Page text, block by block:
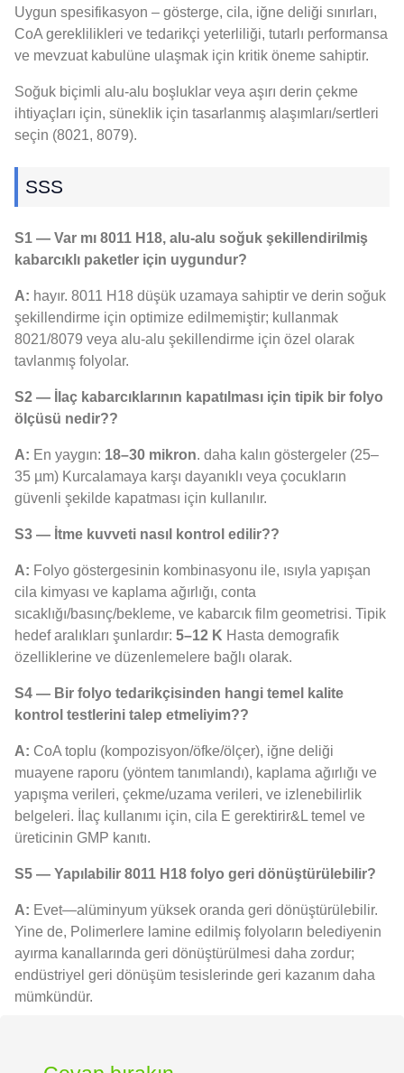
Uygun spesifikasyon – gösterge, cila, iğne deliği sınırları,
CoA gereklilikleri ve tedarikçi yeterliliği, tutarlı performansa
ve mevzuat kabulüne ulaşmak için kritik öneme sahiptir.
Soğuk biçimli alu-alu boşluklar veya aşırı derin çekme
ihtiyaçları için, süneklik için tasarlanmış alaşımları/sertleri
seçin (8021, 8079).
SSS
S1 — Var mı 8011 H18, alu-alu soğuk şekillendirilmiş
kabarcıklı paketler için uygundur?
A: hayır. 8011 H18 düşük uzamaya sahiptir ve derin soğuk
şekillendirme için optimize edilmemiştir; kullanmak
8021/8079 veya alu-alu şekillendirme için özel olarak
tavlanmış folyolar.
S2 — İlaç kabarcıklarının kapatılması için tipik bir folyo
ölçüsü nedir??
A: En yaygın: 18–30 mikron. daha kalın göstergeler (25–
35 µm) Kurcalamaya karşı dayanıklı veya çocukların
güvenli şekilde kapatması için kullanılır.
S3 — İtme kuvveti nasıl kontrol edilir??
A: Folyo göstergesinin kombinasyonu ile, ısıyla yapışan
cila kimyası ve kaplama ağırlığı, conta
sıcaklığı/basınç/bekleme, ve kabarcık film geometrisi. Tipik
hedef aralıkları şunlardır: 5–12 K Hasta demografik
özelliklerine ve düzenlemelere bağlı olarak.
S4 — Bir folyo tedarikçisinden hangi temel kalite
kontrol testlerini talep etmeliyim??
A: CoA toplu (kompozisyon/öfke/ölçer), iğne deliği
muayene raporu (yöntem tanımlandı), kaplama ağırlığı ve
yapışma verileri, çekme/uzama verileri, ve izlenebilirlik
belgeleri. İlaç kullanımı için, cila E gerektirir&L temel ve
üreticinin GMP kanıtı.
S5 — Yapılabilir 8011 H18 folyo geri dönüştürülebilir?
A: Evet—alüminyum yüksek oranda geri dönüştürülebilir.
Yine de, Polimerlere lamine edilmiş folyoların belediyenin
ayırma kanallarında geri dönüştürülmesi daha zordur;
endüstriyel geri dönüşüm tesislerinde geri kazanım daha
mümkündür.